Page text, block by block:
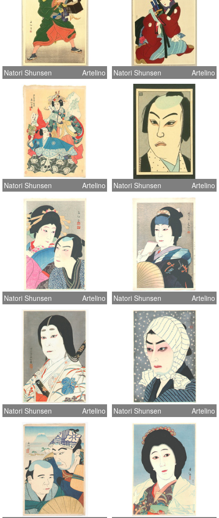
Natori Shunsen Artelino Natori Shunsen Artelino
Natori Shunsen Artelino Natori Shunsen Artelino
Natori Shunsen Artelino Natori Shunsen Artelino
Natori Shunsen Artelino Natori Shunsen Artelino